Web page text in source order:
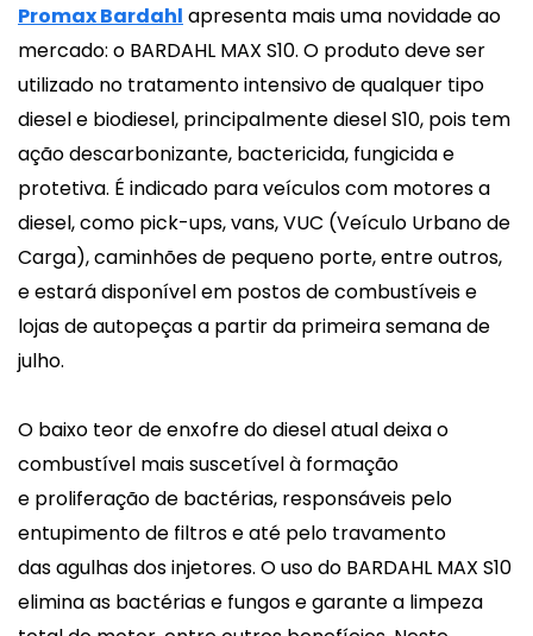
Promax Bardahl apresenta mais uma novidade ao
mercado: o BARDAHL MAX S10. O produto deve ser
utilizado no tratamento intensivo de qualquer tipo
diesel e biodiesel, principalmente diesel S10, pois tem
ação descarbonizante, bactericida, fungicida e
protetiva. É indicado para veículos com motores a
diesel, como pick-ups, vans, VUC (Veículo Urbano de
Carga), caminhões de pequeno porte, entre outros,
e estará disponível em postos de combustíveis e
lojas de autopeças a partir da primeira semana de
julho.
O baixo teor de enxofre do diesel atual deixa o
combustível mais suscetível à formação
e proliferação de bactérias, responsáveis pelo
entupimento de filtros e até pelo travamento
das agulhas dos injetores. O uso do BARDAHL MAX S10
elimina as bactérias e fungos e garante a limpeza